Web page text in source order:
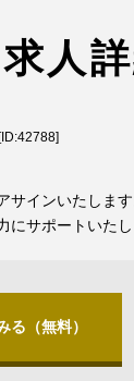
人
インいたします
サポートいたし
る（無料）